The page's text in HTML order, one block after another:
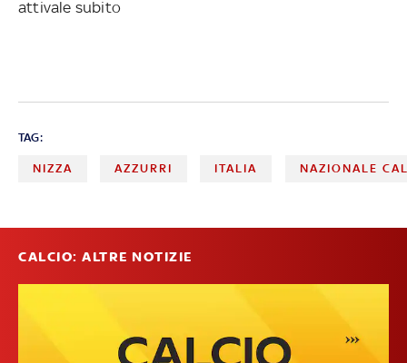
attivale subito
TAG:
NIZZA AZZURRI ITALIA NAZIONALE
CALCIO: ALTRE NOTIZIE